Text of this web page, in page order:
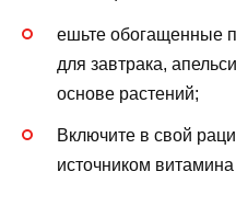
ешьте обогащенные
для завтрака,
основе растений;
Включите в свой
источником